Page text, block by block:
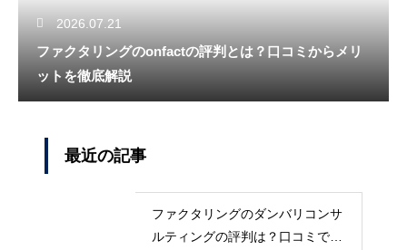
2026.07.21
ファクタリングのonfactの評判とは？口コミからメリ
ットを徹底解説
最近の記事
ファクタリングのダンバリコンサ
ルティングの評判は？口コミで実